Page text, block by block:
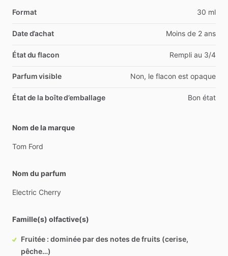
Format 30 ml
Date d’achat Moins de 2 ans
État du flacon Rempli au 3/4
Parfum visible Non, le flacon est opaque
État de la boîte d’emballage Bon état
Nom de la marque
Tom Ford
Nom du parfum
Electric Cherry
Famille(s) olfactive(s)
Fruitée : dominée par des notes de fruits (cerise,
pêche…)